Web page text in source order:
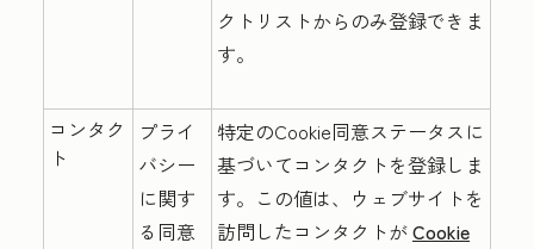
クトリストからのみ登録できま
す。
コンタク
ト
プライ
バシー
に関す
る同意
特定のCookie同意ステータスに
基づいてコンタクトを登録しま
す。この値は、ウェブサイトを
訪問したコンタクトがCookie